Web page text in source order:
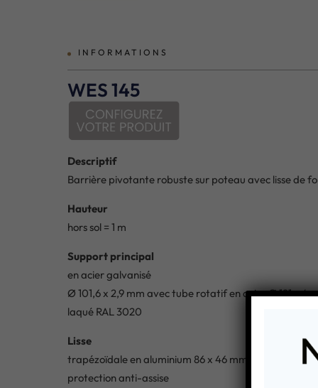
INFORMATIONS
WES 145
Descriptif
Barrière pivotante robuste sur poteau avec lisse de
Hauteur
hors sol = 1 m
Support principal
en acier galvanisé
Ø 101,6 x 2,9 mm avec tube rotatif en acier Ø 121 x 4
laqué RAL 3020
Lisse
trapézoïdale en aluminium 86 x 46 mm laqué RAL
protection anti-assise